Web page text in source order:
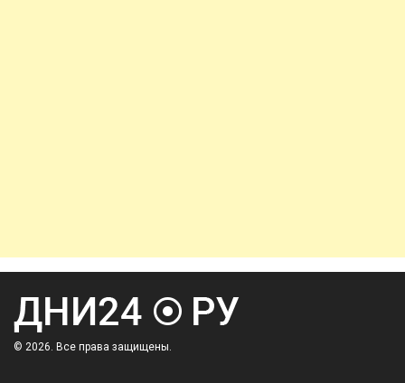
© 2026. Все права защищены.